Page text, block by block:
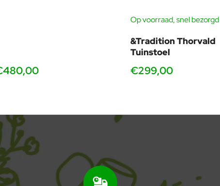
Op voorraad, snel bezorgd
&Tradition Thorvald
Tuinstoel
€299,00